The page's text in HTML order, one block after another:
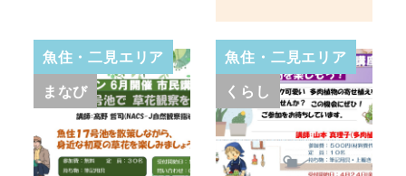
魚住・二見エリア
まなび
魚住・二見エリア
くらし